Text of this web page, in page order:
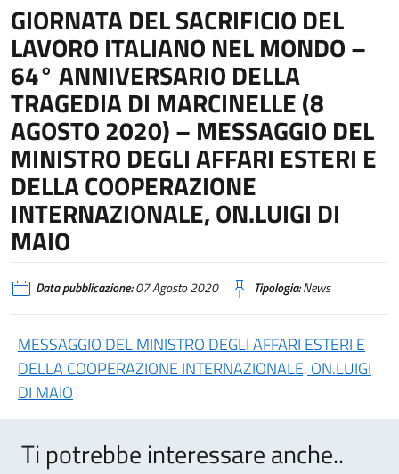
GIORNATA DEL SACRIFICIO DEL
LAVORO ITALIANO NEL MONDO –
64° ANNIVERSARIO DELLA
TRAGEDIA DI MARCINELLE (8
AGOSTO 2020) – MESSAGGIO DEL
MINISTRO DEGLI AFFARI ESTERI E
DELLA COOPERAZIONE
INTERNAZIONALE, ON.LUIGI DI
MAIO
Data pubblicazione:07 Agosto 2020 Tipologia:News
MESSAGGIO DEL MINISTRO DEGLI AFFARI ESTERI E
DELLA COOPERAZIONE INTERNAZIONALE, ON.LUIGI
DI MAIO
Ti potrebbe interessare anche..